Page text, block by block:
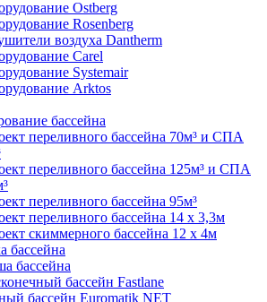
Ostberg
Rosenberg
воздуха Dantherm
Carel
Systemair
Arktos
бассейна
переливного бассейна 70м³ и СПА
переливного бассейна 125м³ и СПА
переливного бассейна 95м³
переливного бассейна 14 х 3,3м
скиммерного бассейна 12 х 4м
бассейна
бассейна
бассейн Fastlane
бассейн Euromatik NET